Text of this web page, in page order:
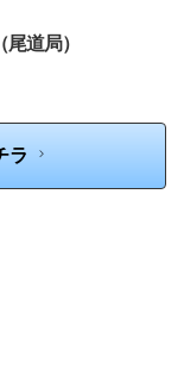
道局）
ラ